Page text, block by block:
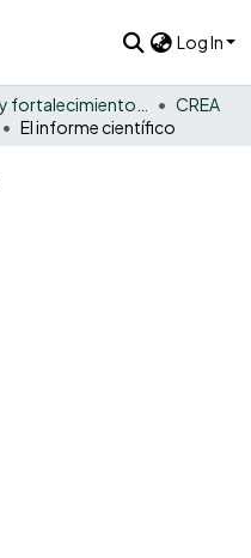
Log In
CREA
El informe científico